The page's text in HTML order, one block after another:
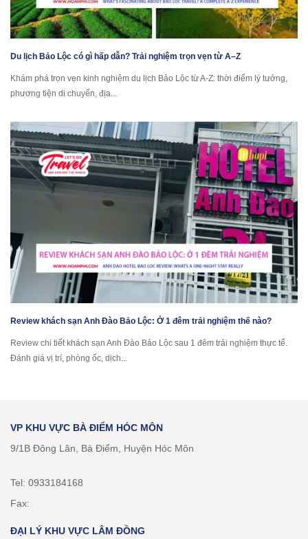
Du lịch Bảo Lộc có gì hấp dẫn? Trải nghiệm trọn vẹn từ A–Z
Khám phá trọn vẹn kinh nghiệm du lịch Bảo Lộc từ A-Z: thời điểm lý tưởng,
phương tiện di chuyển, địa...
Review khách sạn Anh Đào Bảo Lộc: Ở 1 đêm trải nghiệm thế nào?
Review chi tiết khách sạn Anh Đào Bảo Lộc sau 1 đêm trải nghiệm thực tế.
Đánh giá vị trí, phòng ốc, dịch...
VP KHU VỰC BÀ ĐIỂM HÓC MÔN
9/1B Đông Lân, Bà Điểm, Huyện Hóc Môn
Tel: 0933184168
Fax:
ĐẠI LÝ KHU VỰC LÂM ĐỒNG